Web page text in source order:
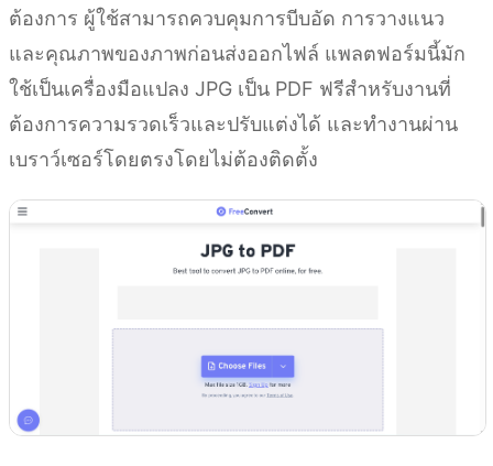
ต้องการ ผู้ใช้สามารถควบคุมการบีบอัด การวางแนว
และคุณภาพของภาพก่อนส่งออกไฟล์ แพลตฟอร์มนี้มัก
ใช้เป็นเครื่องมือแปลง JPG เป็น PDF ฟรีสำหรับงานที่
ต้องการความรวดเร็วและปรับแต่งได้ และทำงานผ่าน
เบราว์เซอร์โดยตรงโดยไม่ต้องติดตั้ง